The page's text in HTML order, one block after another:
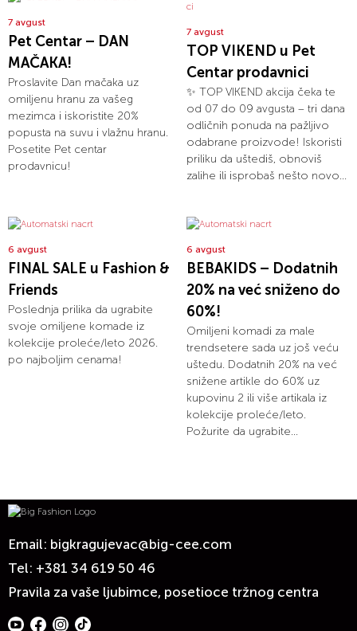
7 avgust
Pet Centar – DAN
MAČAKA!
Proslavite Dan mačaka uz
omiljenu hranu za vašeg
mezimca i iskoristite 20%
popusta na suvu i vlažnu hranu.
Posetite Pet centar
prodavnicu!
7 avgust
TOP VIKEND u Pet
Centar prodavnici
✨ TOP VIKEND akcija čeka te
od 07 do 09 avgusta – tri dana
odličnih ponuda na pažljivo
odabrane proizvode! Iskoristi
priliku da uštediš, obnoviš
zalihe ili isprobaš nešto novo...
6 avgust
FINAL SALE u Fashion &
Friends
Poslednja prilika da ugrabite
svoje omiljene komade iz
kolekcije proleće/leto 2026.
po najboljim cenama!
6 avgust
BEBAKIDS – Dodatnih
20% na već sniženo do
60%!
Omiljeni komadi za male
trendsetere sada uz još veću
uštedu. Dodatnih 20% na već
snižene artikle do 60% uz
kupovinu 2 ili više artikala iz
kolekcije proleće/leto.
Požurite da ugrabite...
Email: bigkragujevac@big-cee.com
Tel: +381 34 619 50 46
Pravila za vaše ljubimce, posetioce tržnog centra